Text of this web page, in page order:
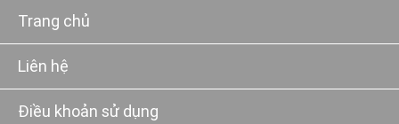
Trang chủ
Liên hệ
Điều khoản sử dụng